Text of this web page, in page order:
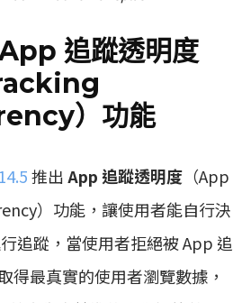
追蹤透明度
）功能
推出App 追蹤透明度 （App
）功能，讓使用者能自行決
追蹤，當使用者拒絕被 App 追
得最真實的使用者瀏覽數據，